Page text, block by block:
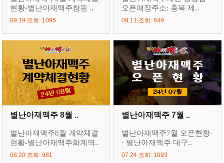
현황-별난아재맥주창원 ..
09.19 조회: 1095
오픈매장주소: 충북 제..
09.11 조회: 949
별난아재맥주 8월 ..
별난아재맥주8월 계약체결
현황-별난아재맥주화계역..
08.20 조회: 981
별난아재맥주 7월 ..
별난아재맥주7월 오픈현황-
· 별난아재맥주 대구..
07.24 조회: 1093